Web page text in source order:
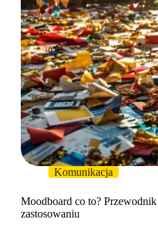
Komunikacja
Moodboard co to?
zastosowaniu